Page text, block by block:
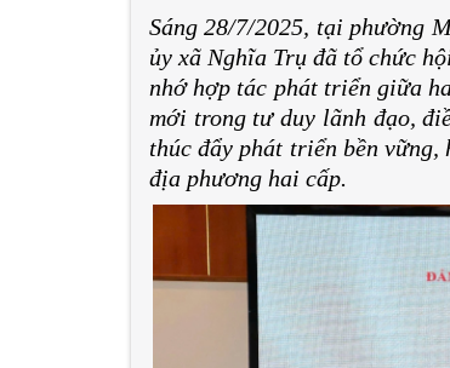
Sáng 28/7/2025, tại phường
ủy xã Nghĩa Trụ đã tổ chức
nhớ hợp tác phát triển giữa
mới trong tư duy lãnh đạo,
thúc đẩy phát triển bền
địa phương hai cấp.